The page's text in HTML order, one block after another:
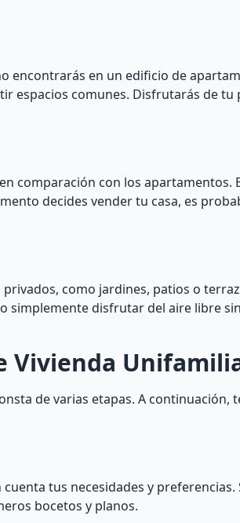
encontrarás en un edificio de
espacios comunes. Disfrutarás de tu
comparación con los apartamentos.
decides vender tu casa, es
como jardines, patios o
simplemente disfrutar del aire libre
Vivienda
de varias etapas. A continuación,
tus necesidades y preferencias.
bocetos y planos.